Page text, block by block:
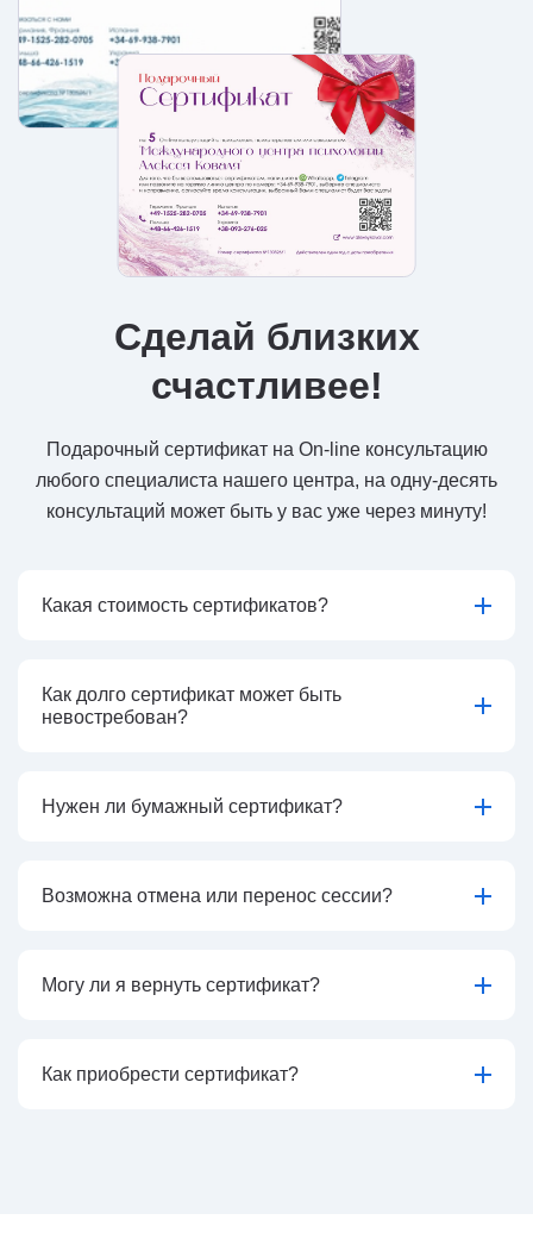
Сделай близких
счастливее!
Подарочный сертификат на On-line консультацию
любого специалиста нашего центра, на одну-десять
консультаций может быть у вас уже через минуту!
Какая стоимость сертификатов?
Как долго сертификат может быть
невостребован?
Нужен ли бумажный сертификат?
Возможна отмена или перенос сессии?
Могу ли я вернуть сертификат?
Как приобрести сертификат?